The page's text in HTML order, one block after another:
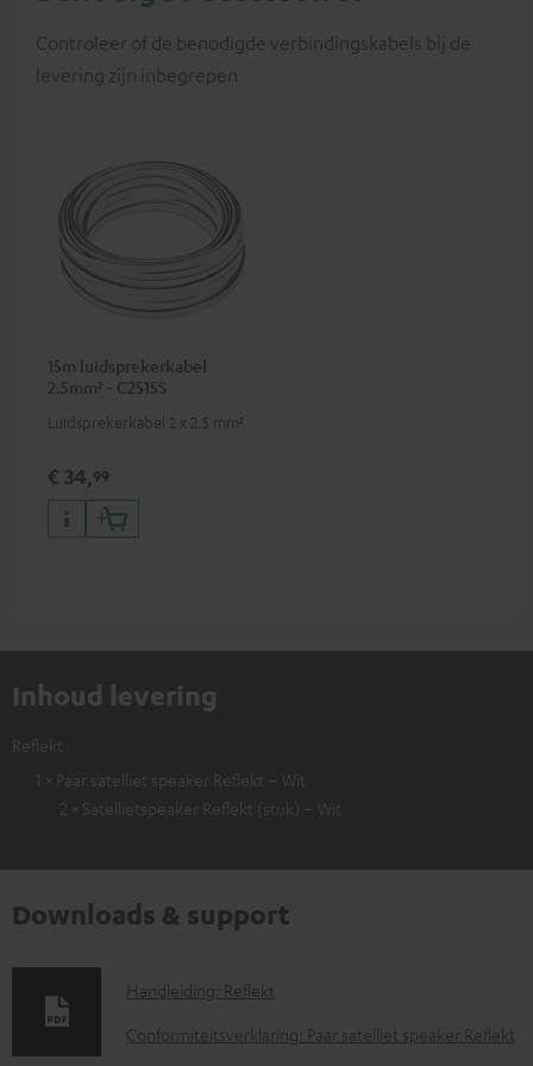
Controleer of de benodigde verbindingskabels bij de
levering zijn inbegrepen
15m luidsprekerkabel
2.5mm² - C2515S
Luidsprekerkabel 2 x 2.5 mm²
€ 34,99
Inhoud levering
Reflekt
1 × Paar satelliet speaker Reflekt – Wit
2 × Satellietspeaker Reflekt (stuk) – Wit
Downloads & support
D
o
Handleiding: Reflekt
Conformiteitsverklaring: Paar satelliet speaker Reflekt